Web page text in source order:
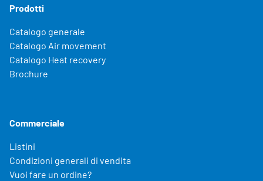
Prodotti
Catalogo generale
Catalogo Air movement
Catalogo Heat recovery
Brochure
Commerciale
Listini
Condizioni generali di vendita
Vuoi fare un ordine?